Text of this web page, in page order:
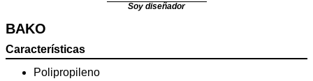
Soy diseñador
BAKO
Características
Polipropileno